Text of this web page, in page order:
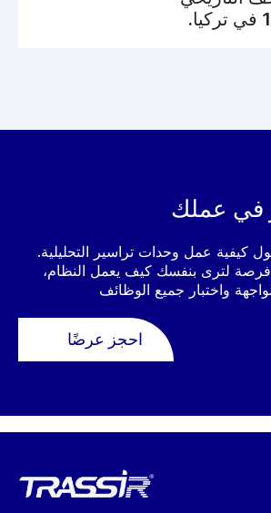
في عملك
كيفية عمل وحدات تراسير التحليلية.
فرصة لترى بنفسك كيف يعمل النظام،
واختبار جميع الوظائف
احجز عرضًا